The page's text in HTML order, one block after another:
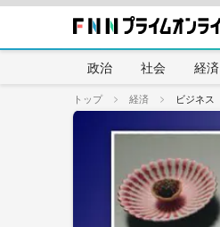
政治 社会 経済
トップ 経済 ビジネス